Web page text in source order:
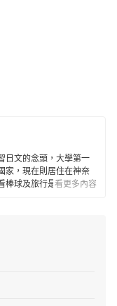
日文的念頭，大學第一
家，現在則居住在神奈
棒球及旅行是人生三大
看更多內容